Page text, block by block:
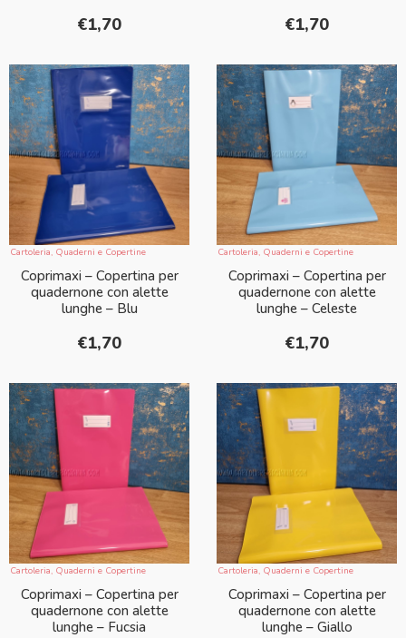
€1,70 €1,70
Cartoleria, Quaderni e Copertine
Coprimaxi – Copertina per
quadernone con alette
lunghe – Blu
€1,70
Cartoleria, Quaderni e Copertine
Coprimaxi – Copertina per
quadernone con alette
lunghe – Celeste
€1,70
Cartoleria, Quaderni e Copertine
Coprimaxi – Copertina per
quadernone con alette
lunghe – Fucsia
Cartoleria, Quaderni e Copertine
Coprimaxi – Copertina per
quadernone con alette
lunghe – Giallo